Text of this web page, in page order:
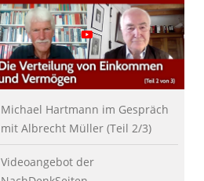
Michael Hartmann im Gespräch
mit Albrecht Müller (Teil 2/3)
Videoangebot der